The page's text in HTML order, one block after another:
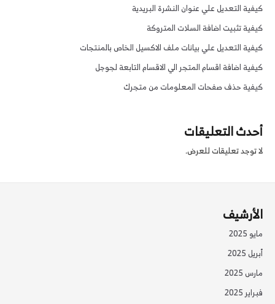
كيفية التعديل علي عنوان النشرة البريدية
كيفية تثبيت اضافة السلات المتروكة
كيفية التعديل علي بيانات ملف الاكسيل الخاص بالمنتجات
كيفية اضافة اقسام المتجر الي الاقسام التابعة لجوجل
كيفية حذف صفحات المعلومات من متجرك
أحدث التعليقات
لا توجد تعليقات للعرض.
الأرشيف
مايو 2025
أبريل 2025
مارس 2025
فبراير 2025